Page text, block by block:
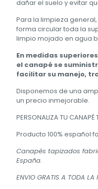
dañar el suelo y evitar
Para la limpieza
forma circular toda la
limpio mojado en agua
En medidas
el canapé se
facilitar su manejo,
Disponemos de una
un precio inmejorable.
PERSONALIZA TU CANAPÉ
Producto 100% español
Canapés tapizados
España.
ENVIO GRATIS A TODA LA